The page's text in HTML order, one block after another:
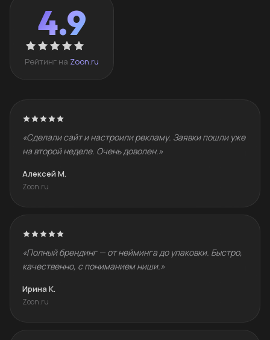
4.9
Рейтинг на Zoon.ru
«Сделали сайт и настроили рекламу. Заявки пошли уже
на второй неделе. Очень доволен.»
Алексей М.
Zoon.ru
«Полный брендинг — от нейминга до упаковки. Быстро,
качественно, с пониманием ниши.»
Ирина К.
Zoon.ru